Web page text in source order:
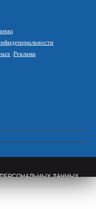
Реклама
ДАННЫХ